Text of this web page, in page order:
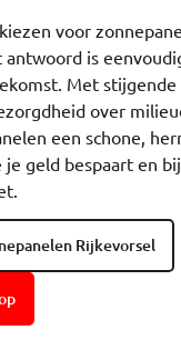
voor
antwoord is
Met
over
een schone,
geld bespaart en
Rijkevorsel